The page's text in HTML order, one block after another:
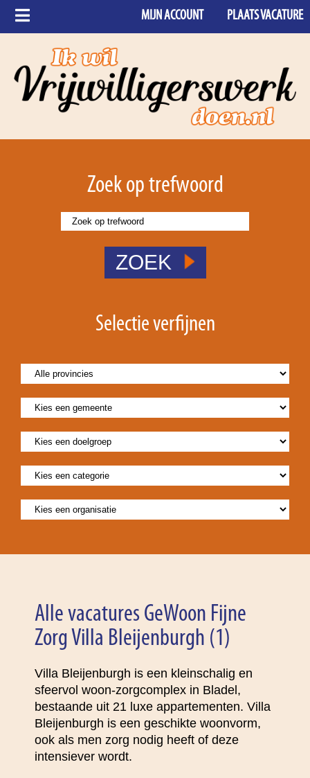
PLAATS VACATURE
MIJN ACCOUNT
Zoek op trefwoord
ZOEK
Selectie verfijnen
Alle vacatures GeWoon Fijne
Zorg Villa Bleijenburgh (1)
Villa Bleijenburgh is een kleinschalig en
sfeervol woon-zorgcomplex in Bladel,
bestaande uit 21 luxe appartementen. Villa
Bleijenburgh is een geschikte woonvorm,
ook als men zorg nodig heeft of deze
intensiever wordt.